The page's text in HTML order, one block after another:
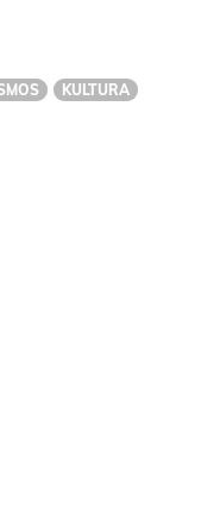
KULTURA